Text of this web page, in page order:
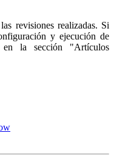
revisiones realizadas. Si
y ejecución de
la sección "Artículos